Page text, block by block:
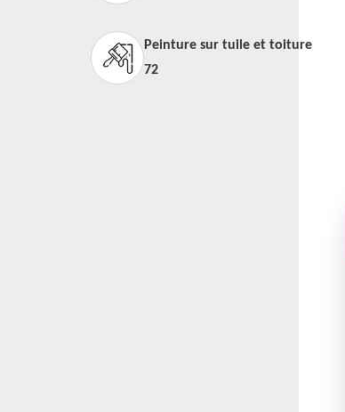
Peinture sur tuile et toiture
72